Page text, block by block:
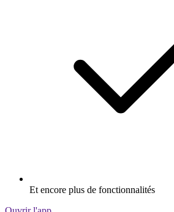
Et encore plus de fonctionnalités